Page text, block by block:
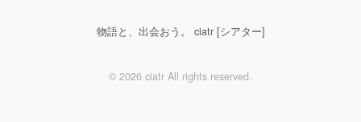
物語と、出会おう。 ciatr [シアター]
© 2026 ciatr All rights reserved.